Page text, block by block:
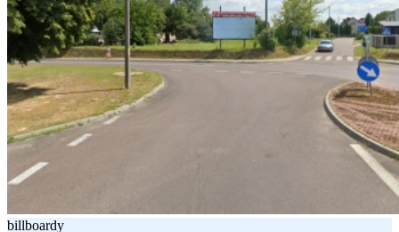
billboardy